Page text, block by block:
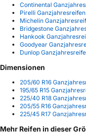
Continental
Pirelli Ganzjahresreifen
Michelin
Bridgestone
Hankook
Goodyear
Dunlop
Dimensionen
205/60 R16
195/65 R15
225/40 R18
205/55 R16
225/45 R17
Mehr Reifen in dieser